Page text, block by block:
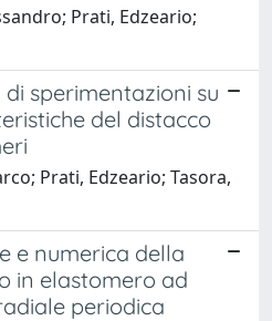
Prati, Edzeario;
sperimentazioni su
del distacco
Prati, Edzeario; Tasora,
e numerica della
in elastomero ad
periodica